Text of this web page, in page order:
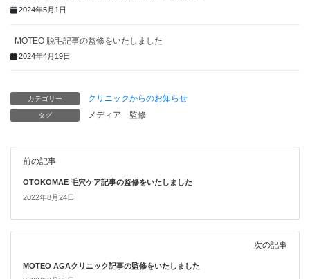
2024年5月1日
MOTEO 脱毛記事の監修をいたしました
2024年4月19日
カテゴリー クリニックからのお知らせ
タグ メディア 監修
前の記事
OTOKOMAE 毛穴ケア記事の監修をいたしました
2022年8月24日
次の記事
MOTEO AGAクリニック記事の監修をいたしました